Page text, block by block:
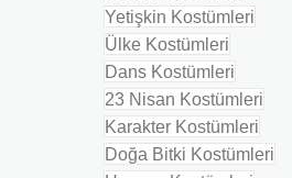
Yetişkin Kostümleri
Ülke Kostümleri
Dans Kostümleri
23 Nisan Kostümleri
Karakter Kostümleri
Doğa Bitki Kostümleri